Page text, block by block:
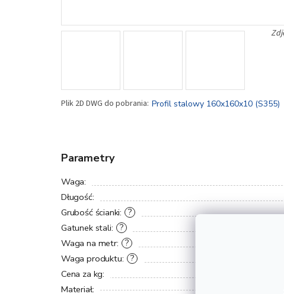
Profil stalowy 160x160x10 (S355)
Parametry
Waga:
Długość:
?
Grubość ścianki:
?
Gatunek stali:
?
Waga na metr:
?
Waga produktu:
Cena za kg:
Materiał: